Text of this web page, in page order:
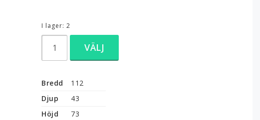
I lager: 2
VÄLJ
Bredd
112
Djup
43
Höjd
73